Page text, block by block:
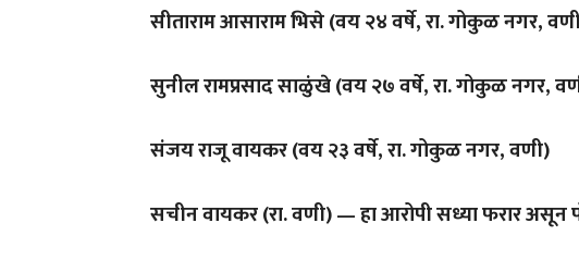
सीताराम आसाराम भिसे (वय २४ वर्षे, रा. गोकुळ नगर,
सुनील रामप्रसाद साळुंखे (वय २७ वर्षे, रा. गोकुळ नगर,
संजय राजू वायकर (वय २३ वर्षे, रा. गोकुळ नगर, वणी)
सचीन वायकर (रा. वणी) — हा आरोपी सध्या फरार असून